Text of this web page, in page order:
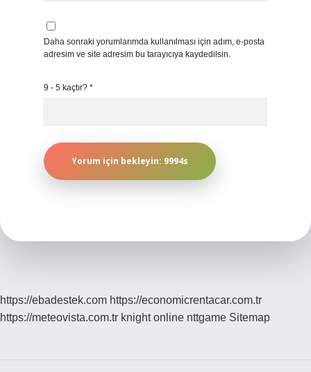
Daha sonraki yorumlarımda kullanılması için adım, e-posta
adresim ve site adresim bu tarayıcıya kaydedilsin.
9 - 5 kaçtır? *
https://ebadestek.com https://economicrentacar.com.tr
https://meteovista.com.tr knight online nttgame Sitemap